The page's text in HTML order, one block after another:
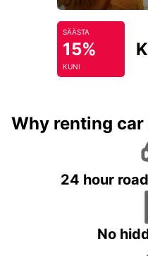
SÄÄSTA
15%
KUNI
Why renting
24 hour
No